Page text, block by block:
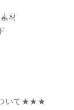
材
いて★★★